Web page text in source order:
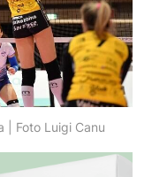
| Foto Luigi Canu